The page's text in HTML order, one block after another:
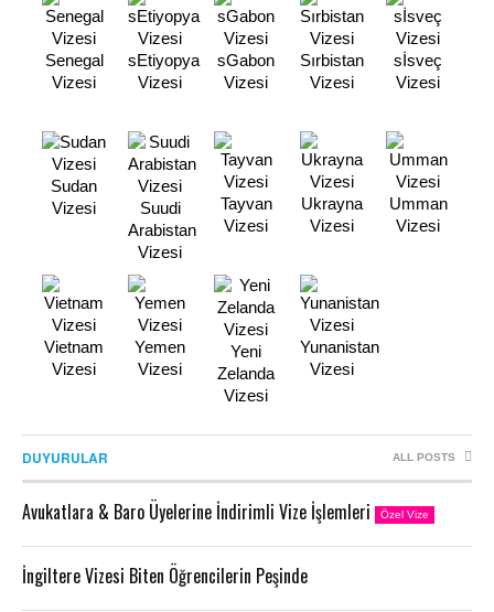
Senegal
Vizesi
sEtiyopya
Vizesi
sGabon
Vizesi
Sırbistan
Vizesi
sİsveç
Vizesi
Sudan
Vizesi
Suudi
Arabistan
Vizesi
Tayvan
Vizesi
Ukrayna
Vizesi
Umman
Vizesi
Vietnam
Vizesi
Yemen
Vizesi
Yeni
Zelanda
Vizesi
Yunanistan
Vizesi
DUYURULAR ALL POSTS
Avukatlara & Baro Üyelerine İndirimli Vize İşlemleri Özel Vize
İngiltere Vizesi Biten Öğrencilerin Peşinde